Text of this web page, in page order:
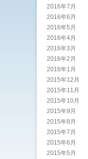
2016年7月
2016年6月
2016年5月
2016年4月
2016年3月
2016年2月
2016年1月
2015年12月
2015年11月
2015年10月
2015年9月
2015年8月
2015年7月
2015年6月
2015年5月